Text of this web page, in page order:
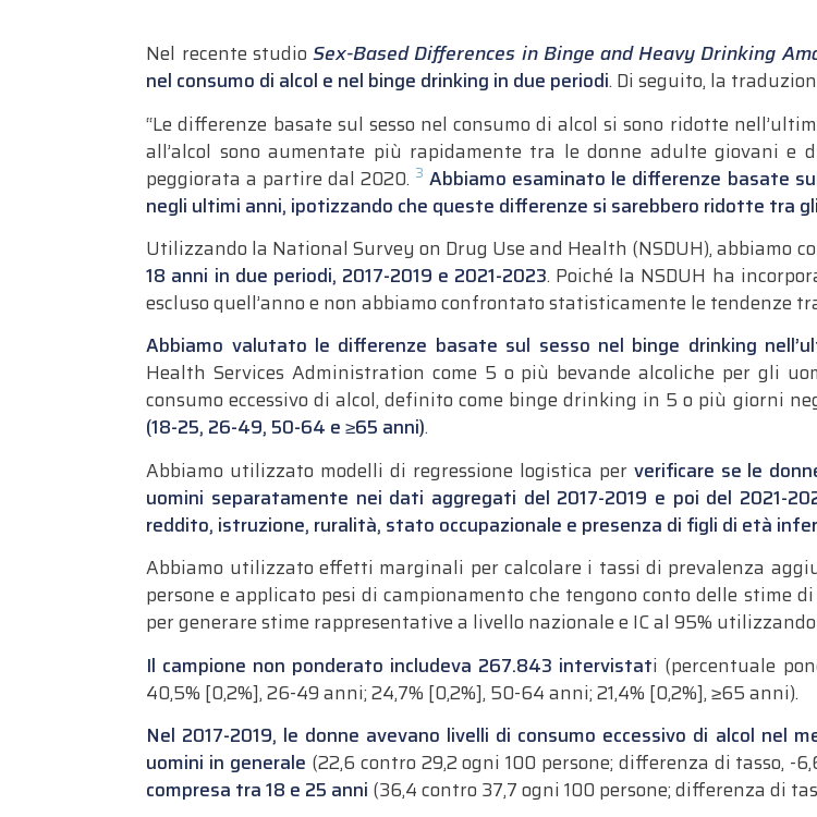
Nel recente studioSex-Based Differences in Binge and Heavy Drinking
nel consumo di alcol e nel binge drinking in due periodi. Di seguito, la
“Le differenze basate sul sesso nel consumo di alcol si sono ridotte
all’alcol sono aumentate più rapidamente tra le donne adulte giovani e
peggiorata a partire dal 2020. 3 Abbiamo esaminato le differenze basate
negli ultimi anni, ipotizzando che queste differenze si sarebbero ridotte tra
Utilizzando la National Survey on Drug Use and Health (NSDUH), abbiamo
18 anni in due periodi, 2017-2019 e 2021-2023. Poiché la NSDUH ha
escluso quell’anno e non abbiamo confrontato statisticamente le tendenze
Abbiamo valutato le differenze basate sul sesso nel binge drinking
Health Services Administration come 5 o più bevande alcoliche per gli
consumo eccessivo di alcol, definito come binge drinking in 5 o più giorni
(18-25, 26-49, 50-64 e ≥65 anni).
Abbiamo utilizzato modelli di regressione logistica per verificare se le
uomini separatamente nei dati aggregati del 2017-2019 e poi del 2021-
reddito, istruzione, ruralità, stato occupazionale e presenza di figli di età
Abbiamo utilizzato effetti marginali per calcolare i tassi di prevalenza
persone e applicato pesi di campionamento che tengono conto delle stime
per generare stime rappresentative a livello nazionale e IC al 95% utilizzando
Il campione non ponderato includeva 267.843 intervistati (percentuale
40,5% [0,2%], 26-49 anni; 24,7% [0,2%], 50-64 anni; 21,4% [0,2%], ≥65 anni).
Nel 2017-2019, le donne avevano livelli di consumo eccessivo di alcol nel
uomini in generale (22,6 contro 29,2 ogni 100 persone; differenza di tasso, -
compresa tra 18 e 25 anni (36,4 contro 37,7 ogni 100 persone; differenza di